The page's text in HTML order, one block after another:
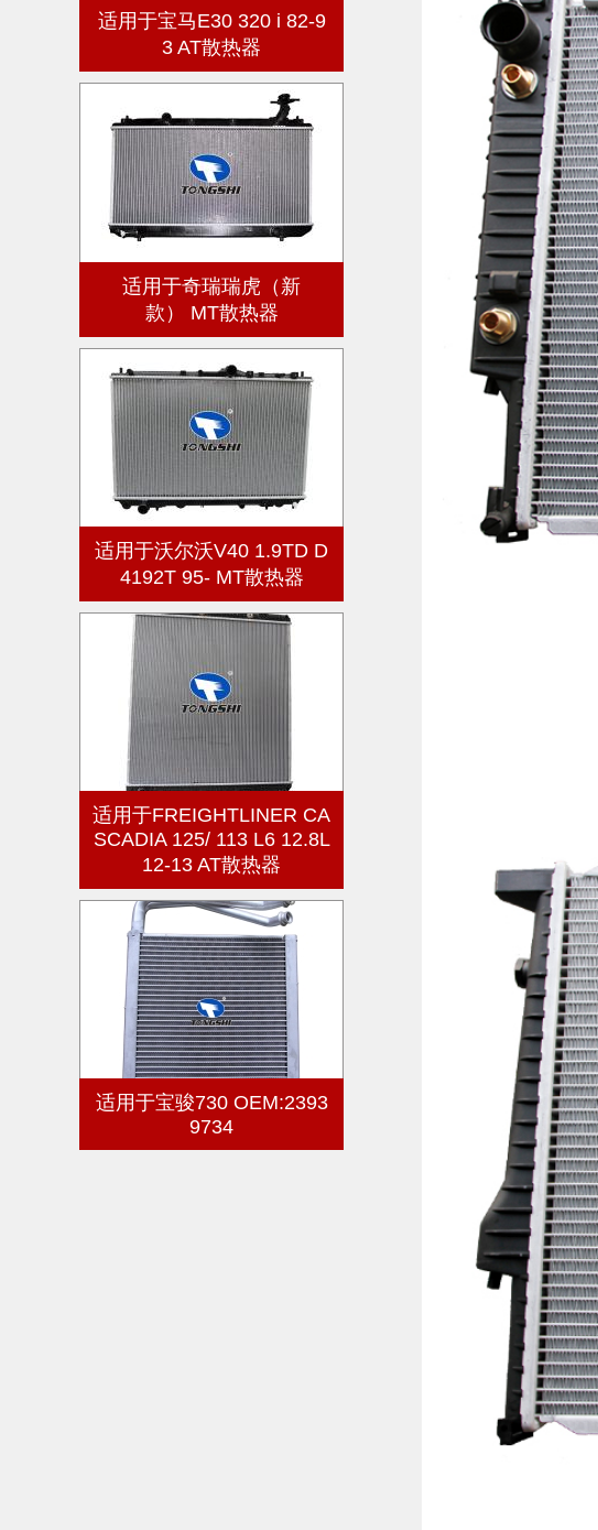
适用于宝马E30 320 i 82-9
3 AT散热器
适用于奇瑞瑞虎（新
款） MT散热器
适用于沃尔沃V40 1.9TD D
4192T 95- MT散热器
适用于FREIGHTLINER CA
SCADIA 125/ 113 L6 12.8L
12-13 AT散热器
适用于宝骏730 OEM:2393
9734